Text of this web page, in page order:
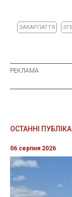
ЗАКАРПАТТЯ
ОСТАННІ
06 серпня 2026